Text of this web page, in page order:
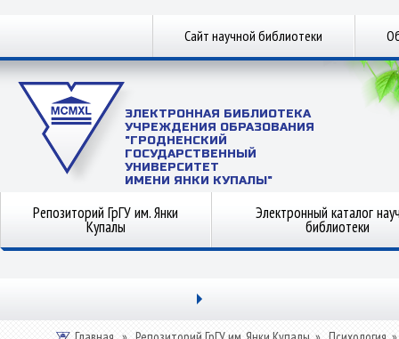
Сайт научной библиотеки
ЭЛЕКТРОННАЯ БИБЛИОТЕКА
УЧРЕЖДЕНИЯ ОБРАЗОВАНИЯ
"ГРОДНЕНСКИЙ
ГОСУДАРСТВЕННЫЙ
УНИВЕРСИТЕТ
ИМЕНИ ЯНКИ КУПАЛЫ"
Репозиторий ГрГУ им. Янки
Купалы
Электронный каталог
библиотеки